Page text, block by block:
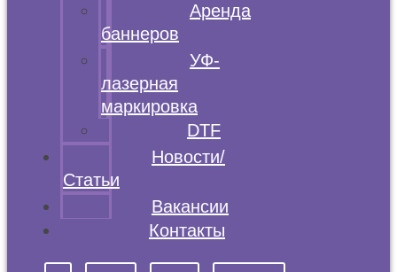
Аренда
баннеров
УФ-
лазерная
маркировка
DTF
Новости/
Статьи
Вакансии
Контакты